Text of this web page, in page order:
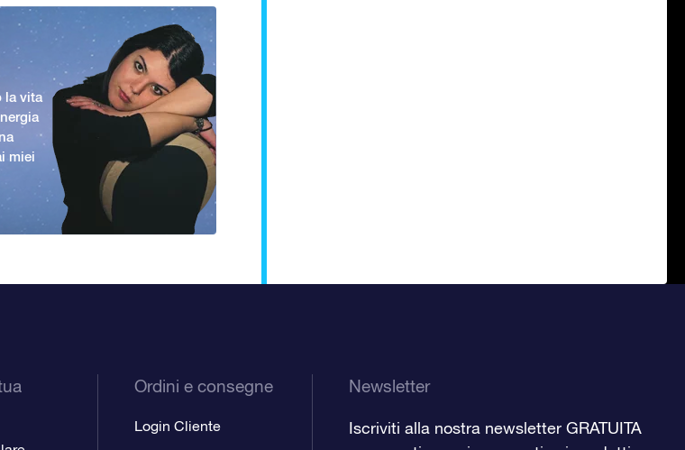
la vita
miei
Ordini e consegne
Login Cliente
Newsletter
Iscriviti alla nostra newsletter GRATUITA